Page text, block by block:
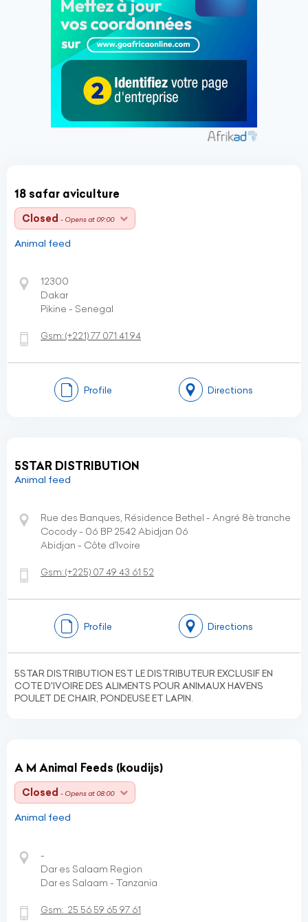
18 safar aviculture
Closed - Opens at 09:00
Animal feed
12300
Dakar
Pikine - Senegal
Gsm:(+221)77 071 41 94
Profile Directions
5STAR DISTRIBUTION
Animal feed
Rue des Banques, Résidence Bethel - Angré 8è tranche
Cocody - 06 BP 2542 Abidjan 06
Abidjan - Côte d’Ivoire
Gsm:(+225) 07 49 43 61 52
Profile Directions
5STAR DISTRIBUTION EST LE DISTRIBUTEUR EXCLUSIF EN
COTE D'IVOIRE DES ALIMENTS POUR ANIMAUX HAVENS
POULET DE CHAIR, PONDEUSE ET LAPIN.
A M Animal Feeds (koudijs)
Closed - Opens at 08:00
Animal feed
-
Dar es Salaam Region
Dar es Salaam - Tanzania
Gsm: 25 56 59 65 97 61